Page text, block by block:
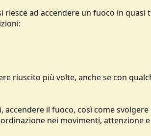
riesce ad accendere un fuoco in quasi
riuscito più volte, anche se con
il fuoco, così come svolgere
nei movimenti, attenzione e